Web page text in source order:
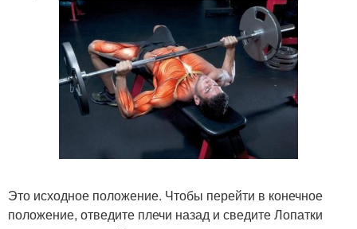
Это исходное положение. Чтобы перейти в конечное
положение, отведите плечи назад и сведите Лопатки